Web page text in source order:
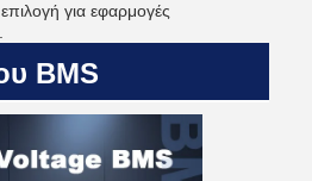
για εφαρμογές
BMS